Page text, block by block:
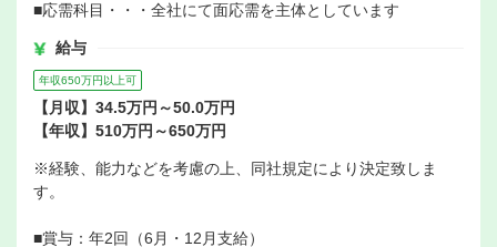
■応需科目・・・全社にて面応需を主体としています
給与
年収650万円以上可
【月収】34.5万円～50.0万円
【年収】510万円～650万円
※経験、能力などを考慮の上、同社規定により決定致しま
す。
■賞与：年2回（6月・12月支給）